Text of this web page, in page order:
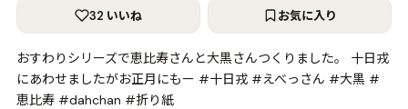
32 いいね お気に入り
おすわりシリーズで恵比寿さんと大黒さんつくりました。 十日戎
にあわせましたがお正月にもー #十日戎 #えべっさん #大黒 #
恵比寿 #dahchan #折り紙